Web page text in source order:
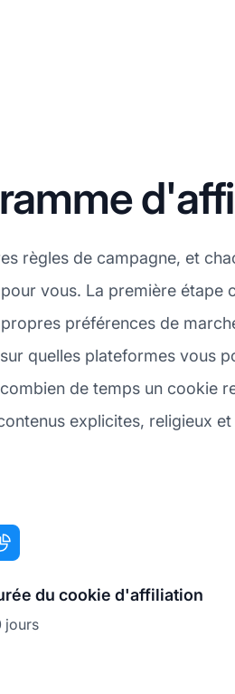
règles de campagne, et
vous. La première
préférences de
quelles plateformes vous
de temps un cookie
explicites, religieux
du cookie d'affiliation
jours